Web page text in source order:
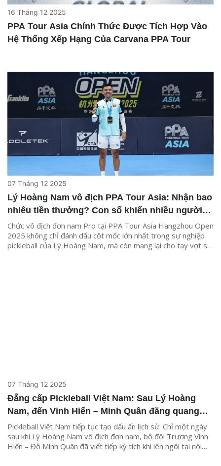
16 Tháng 12 2025
PPA Tour Asia Chính Thức Được Tích Hợp Vào
Hệ Thống Xếp Hạng Của Carvana PPA Tour
07 Tháng 12 2025
Lý Hoàng Nam vô địch PPA Tour Asia: Nhận bao
nhiêu tiền thưởng? Con số khiến nhiều người
bất ngờ
Chức vô địch đơn nam Pro tại PPA Tour Asia Hangzhou Open
2025 không chỉ đánh dấu cột mốc lớn nhất trong sự nghiệp
pickleball của Lý Hoàng Nam, mà còn mang lại cho tay vợt số
07 Tháng 12 2025
Đẳng cấp Pickleball Việt Nam: Sau Lý Hoàng
Nam, đến Vinh Hiển – Minh Quân đăng quang
đôi nam PPA Hàng Châu
Pickleball Việt Nam tiếp tục tạo dấu ấn lịch sử. Chỉ một ngày
sau khi Lý Hoàng Nam vô địch đơn nam, bộ đôi Trương Vinh
Hiển – Đỗ Minh Quân đã viết tiếp kỳ tích khi lên ngôi tại nội